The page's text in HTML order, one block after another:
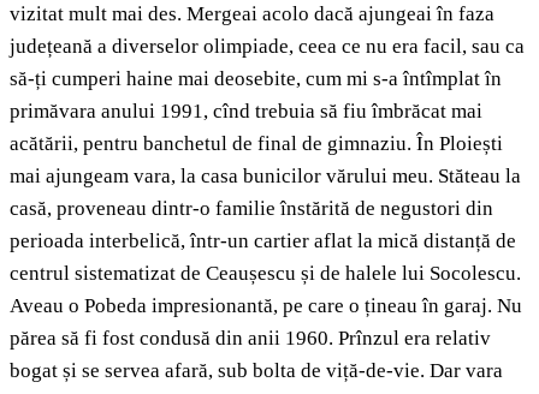
vizitat mult mai des. Mergeai acolo dacă ajungeai în faza
județeană a diverselor olimpiade, ceea ce nu era facil, sau ca
să-ți cumperi haine mai deosebite, cum mi s-a întîmplat în
primăvara anului 1991, cînd trebuia să fiu îmbrăcat mai
acătării, pentru banchetul de final de gimnaziu. În Ploiești
mai ajungeam vara, la casa bunicilor vărului meu. Stăteau la
casă, proveneau dintr-o familie înstărită de negustori din
perioada interbelică, într-un cartier aflat la mică distanță de
centrul sistematizat de Ceaușescu și de halele lui Socolescu.
Aveau o Pobeda impresionantă, pe care o țineau în garaj. Nu
părea să fi fost condusă din anii 1960. Prînzul era relativ
bogat și se servea afară, sub bolta de viță-de-vie. Dar vara